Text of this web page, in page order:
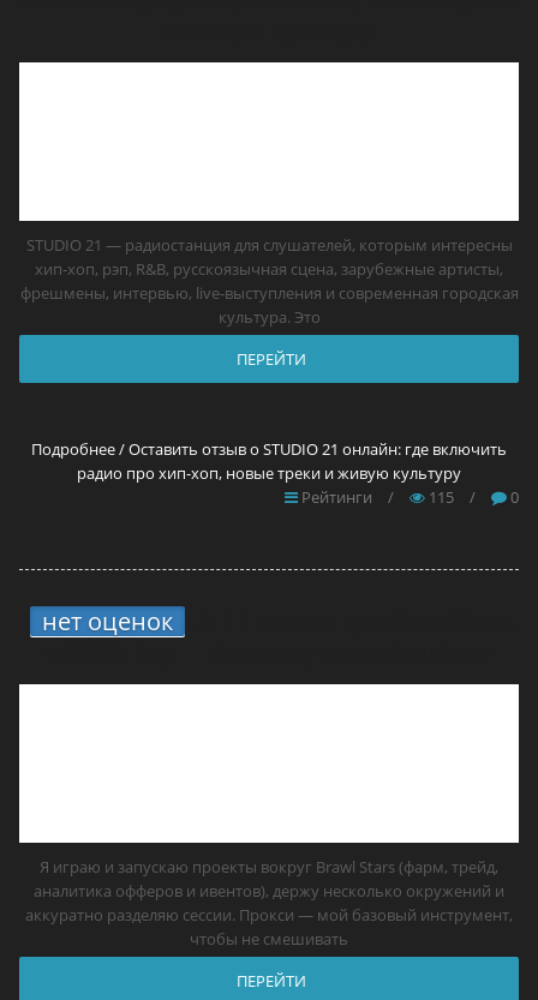
STUDIO 21 — радиостанция для слушателей, которым интересны
хип-хоп, рэп, R&B, русскоязычная сцена, зарубежные артисты,
фрешмены, интервью, live-выступления и современная городская
культура. Это
ПЕРЕЙТИ
Подробнее / Оставить отзыв о STUDIO 21 онлайн: где включить
радио про хип-хоп, новые треки и живую культуру
Рейтинги
/ 115 / 0
нет оценок
Я играю и запускаю проекты вокруг Brawl Stars (фарм, трейд,
аналитика офферов и ивентов), держу несколько окружений и
аккуратно разделяю сессии. Прокси — мой базовый инструмент,
чтобы не смешивать
ПЕРЕЙТИ